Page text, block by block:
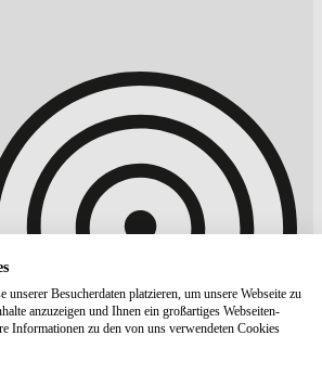
Besucherdaten platzieren, um unsere Webseite zu
anzuzeigen und Ihnen ein großartiges Webseiten-
Informationen zu den von uns verwendeten Cookies